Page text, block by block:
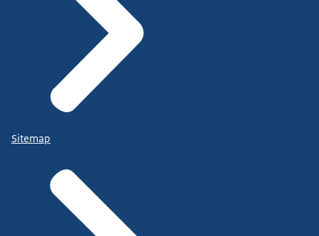
Sitemap